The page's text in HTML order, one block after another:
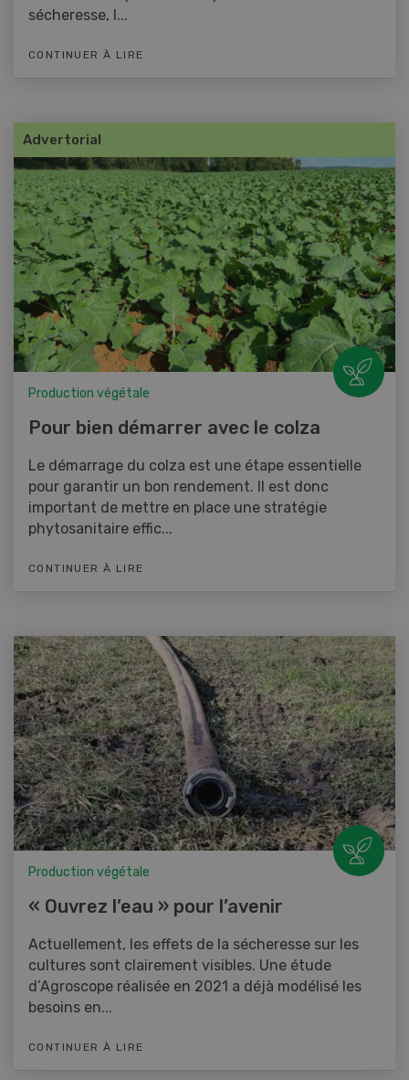
sécheresse, l...
CONTINUER À LIRE
Advertorial
Production végétale
Pour bien démarrer avec le colza
Le démarrage du colza est une étape essentielle
pour garantir un bon rendement. Il est donc
important de mettre en place une stratégie
phytosanitaire effic...
CONTINUER À LIRE
Production végétale
« Ouvrez l’eau » pour l’avenir
Actuellement, les effets de la sécheresse sur les
cultures sont clairement visibles. Une étude
d’Agroscope réalisée en 2021 a déjà modélisé les
besoins en...
CONTINUER À LIRE